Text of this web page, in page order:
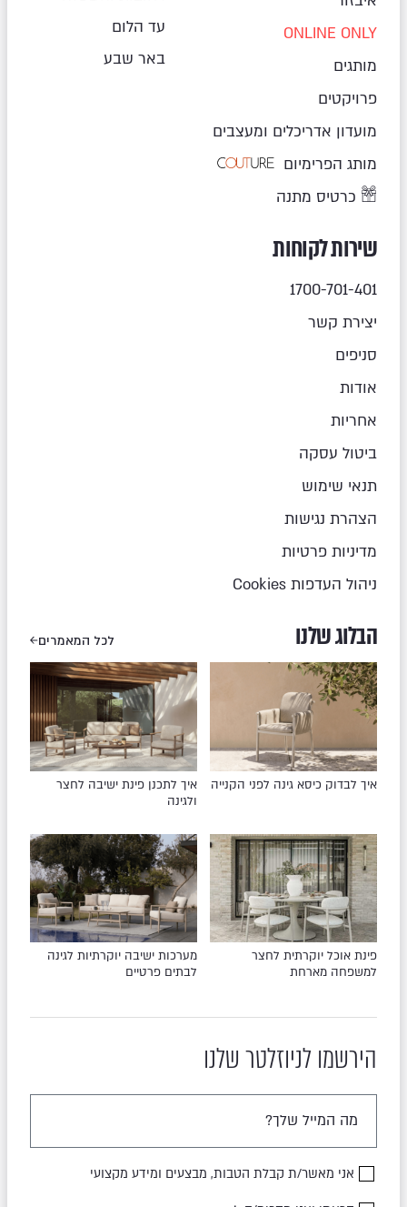
ONLINE ONLY
מותגים
פרויקטים
מועדון אדריכלים ומעצבים
מותג הפרימיום
כרטיס מתנה
עד הלום
באר שבע
שירות לקוחות
1700-701-401
יצירת קשר
סניפים
אודות
אחריות
ביטול עסקה
תנאי שימוש
הצהרת נגישות
מדיניות פרטיות
ניהול העדפות Cookies
הבלוג שלנו לכל המאמרים
איך לבדוק כיסא גינה לפני הקנייה
איך לתכנן פינת ישיבה לחצר
ולגינה
פינת אוכל יוקרתית לחצר
למשפחה מארחת
מערכות ישיבה יוקרתיות לגינה
לבתים פרטיים
הירשמו לניוזלטר שלנו
אני מאשר/ת קבלת הטבות, מבצעים ומידע מקצועי